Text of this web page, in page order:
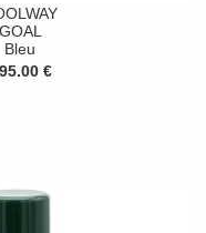
GOAL
Bleu
95.00 €